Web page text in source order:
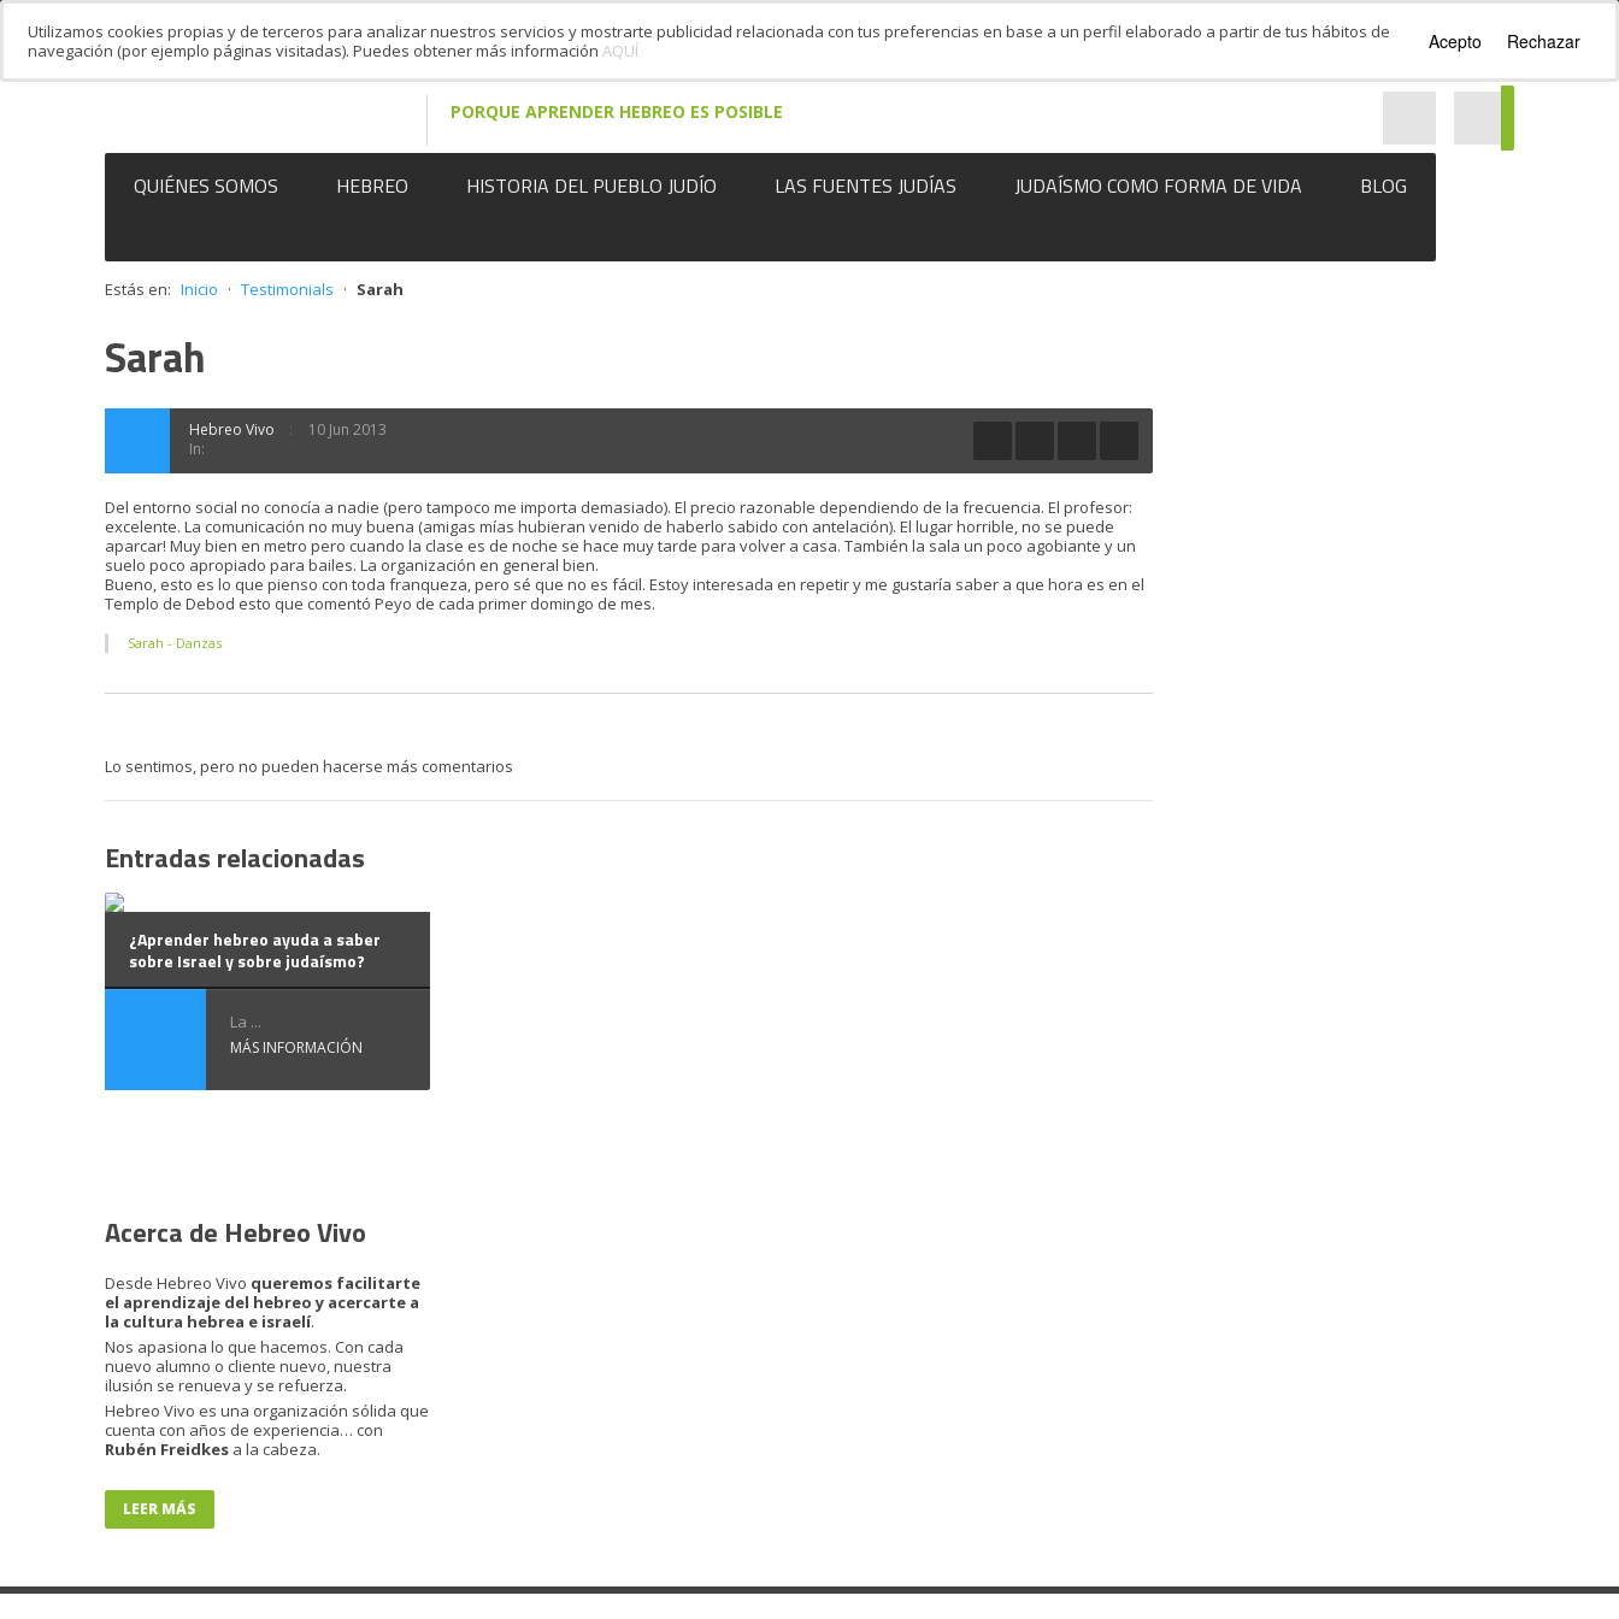
PORQUE APRENDER HEBREO ES POSIBLE
QUIÉNES SOMOS HEBREO HISTORIA DEL PUEBLO JUDÍO LAS FUENTES JUDÍAS JUDAÍSMO COMO FORMA DE VIDA BLOG
Estás en: Inicio · Testimonials · Sarah
Sarah
Hebreo Vivo
10 Jun 2013
In:
Del entorno social no conocía a nadie (pero tampoco me importa demasiado). El precio razonable dependiendo de la frecuencia. El profesor:
excelente. La comunicación no muy buena (amigas mías hubieran venido de haberlo sabido con antelación). El lugar horrible, no se puede
aparcar! Muy bien en metro pero cuando la clase es de noche se hace muy tarde para volver a casa. También la sala un poco agobiante y un
suelo poco apropiado para bailes. La organización en general bien.
Bueno, esto es lo que pienso con toda franqueza, pero sé que no es fácil. Estoy interesada en repetir y me gustaría saber a que hora es en el
Templo de Debod esto que comentó Peyo de cada primer domingo de mes.
Sarah - Danzas
Lo sentimos, pero no pueden hacerse más comentarios
Entradas relacionadas
¿Aprender hebreo ayuda a saber
sobre Israel y sobre judaísmo?
La ...
MÁS INFORMACIÓN
Acerca de Hebreo Vivo
Desde Hebreo Vivo queremos facilitarte
el aprendizaje del hebreo y acercarte a
la cultura hebrea e israelí.
Nos apasiona lo que hacemos. Con cada
nuevo alumno o cliente nuevo, nuestra
ilusión se renueva y se refuerza.
Hebreo Vivo es una organización sólida que
cuenta con años de experiencia… con
Rubén Freidkes a la cabeza.
LEER MÁS
Utilizamos cookies propias y de terceros para analizar nuestros servicios y mostrarte publicidad relacionada con tus preferencias en base a un perfil elaborado a partir de tus hábitos de
navegación (por ejemplo páginas visitadas). Puedes obtener más información AQUÍ Acepto Rechazar